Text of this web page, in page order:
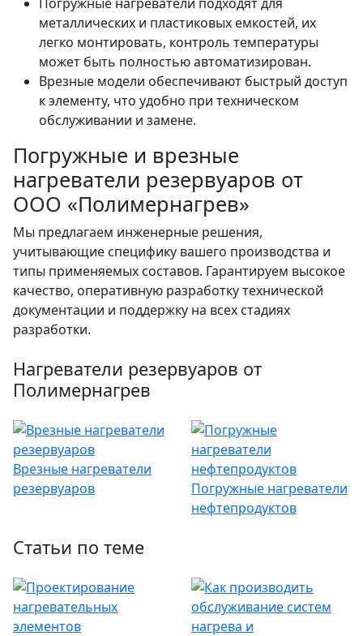
металлических и пластиковых емкостей, их
легко монтировать, контроль температуры
может быть полностью автоматизирован.
Врезные модели обеспечивают быстрый доступ
к элементу, что удобно при техническом
обслуживании и замене.
Погружные и врезные
нагреватели резервуаров от
ООО «Полимернагрев»
Мы предлагаем инженерные решения,
учитывающие специфику вашего производства и
типы применяемых составов. Гарантируем высокое
качество, оперативную разработку технической
документации и поддержку на всех стадиях
разработки.
Нагреватели резервуаров от
Полимернагрев
Врезные нагреватели
резервуаров
Погружные нагреватели
нефтепродуктов
Статьи по теме